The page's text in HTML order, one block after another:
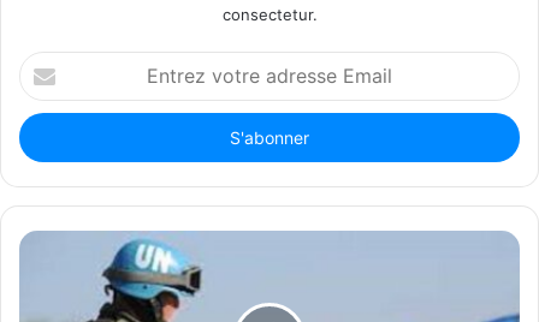
consectetur.
Entrez
votre
adresse
Email